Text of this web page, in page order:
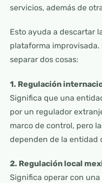
servicios, además de
Esto ayuda a descartar
plataforma
separar dos cosas:
1. Regulación
Significa que una
por un regulador
marco de control, pero
dependen de la entidad
2. Regulación local
Significa operar con